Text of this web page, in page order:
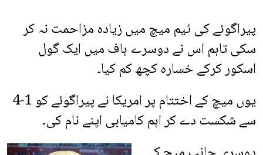
پیراگوئے کی ٹیم میچ میں زیادہ مزاحمت نہ کر
سکی تاہم اس نے دوسرے ہاف میں ایک گول
اسکور کرکے خسارہ کچھ کم کیا۔
یوں میچ کے اختتام پر امریکا نے پیراگوئے کو 1-4
سے شکست دے کر اہم کامیابی اپنے نام کی۔